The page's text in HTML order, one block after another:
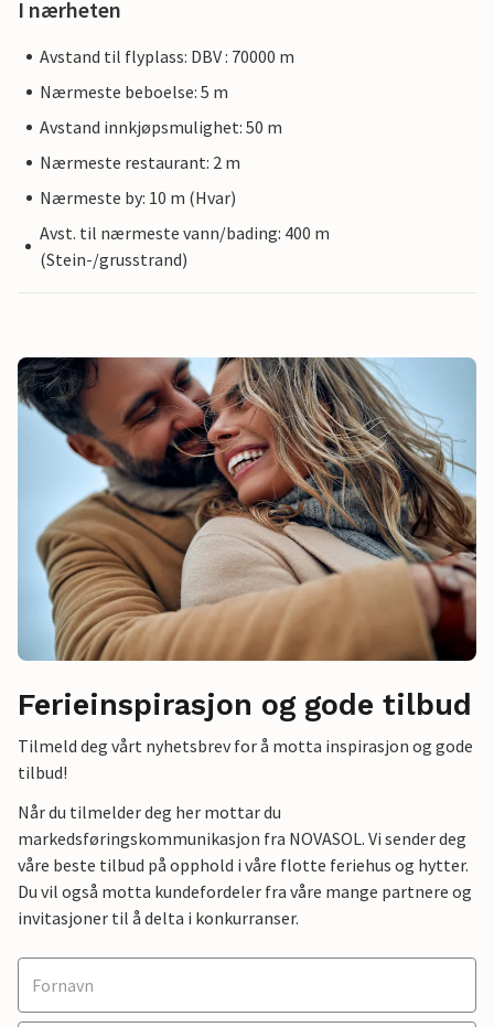
I nærheten
Avstand til flyplass: DBV : 70000 m
Nærmeste beboelse: 5 m
Avstand innkjøpsmulighet: 50 m
Nærmeste restaurant: 2 m
Nærmeste by: 10 m (Hvar)
Avst. til nærmeste vann/bading: 400 m
(Stein-/grusstrand)
Ferieinspirasjon og gode tilbud
Tilmeld deg vårt nyhetsbrev for å motta inspirasjon og gode
tilbud!
Når du tilmelder deg her mottar du
markedsføringskommunikasjon fra NOVASOL. Vi sender deg
våre beste tilbud på opphold i våre flotte feriehus og hytter.
Du vil også motta kundefordeler fra våre mange partnere og
invitasjoner til å delta i konkurranser.